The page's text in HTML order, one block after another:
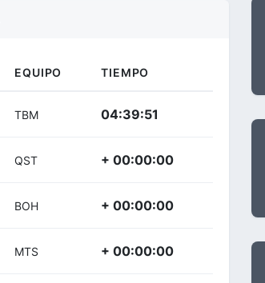
EQUIPO TIEMPO
TBM 04:39:51
QST + 00:00:00
BOH + 00:00:00
MTS + 00:00:00